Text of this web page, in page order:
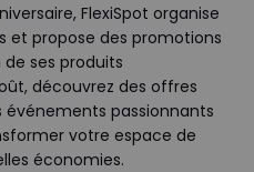
FlexiSpot organise
et propose des promotions
ses produits
découvrez des offres
événements passionnants
votre espace de
économies.